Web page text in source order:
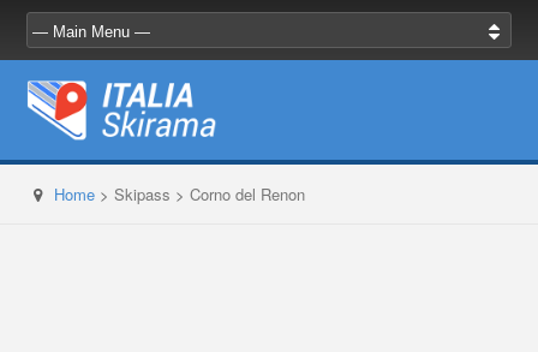
Home> Skipass > Corno del Renon